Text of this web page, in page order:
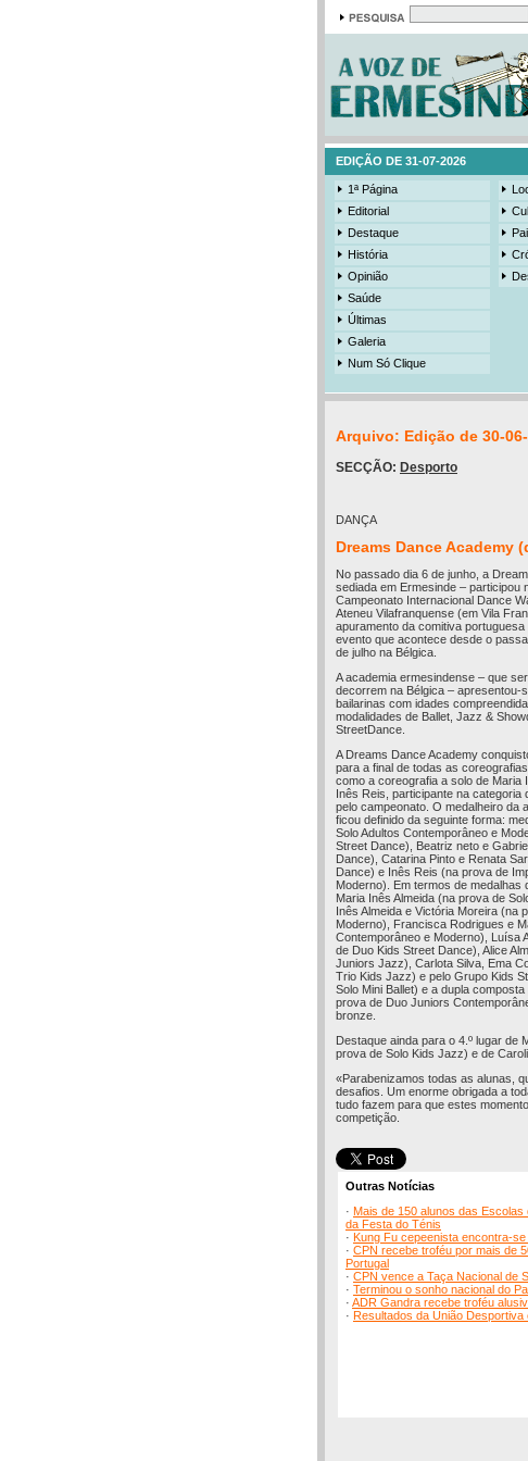
EDIÇÃO DE 31-07-2026
1ª Página
Editorial
Destaque
História
Opinião
Saúde
Últimas
Galeria
Num Só Clique
Arquivo: Edição de 30-
SECÇÃO: Desporto
DANÇA
Dreams Dance Academy
No passado dia 6 de junho, a
sediada em Ermesinde – participou
Campeonato Internacional Dance
Ateneu Vilafranquense (em Vila
apuramento da comitiva
evento que acontece desde o
de julho na Bélgica.
A academia ermesindense – que
decorrem na Bélgica – apresentou-
bailarinas com idades
modalidades de Ballet, Jazz &
StreetDance.
A Dreams Dance Academy
para a final de todas as
como a coreografia a solo de Maria
Inês Reis, participante na
pelo campeonato. O medalheiro da
ficou definido da seguinte forma:
Solo Adultos Contemporâneo e
Street Dance), Beatriz neto e
Dance), Catarina Pinto e Renata
Dance) e Inês Reis (na prova de
Moderno). Em termos de
Maria Inês Almeida (na prova de
Inês Almeida e Victória Moreira (na
Moderno), Francisca Rodrigues e
Contemporâneo e Moderno), Luísa
de Duo Kids Street Dance), Alice
Juniors Jazz), Carlota Silva, Ema
Trio Kids Jazz) e pelo Grupo Kids
Solo Mini Ballet) e a dupla
prova de Duo Juniors
bronze.
Destaque ainda para o 4.º lugar de
prova de Solo Kids Jazz) e de
«Parabenizamos todas as alunas,
desafios. Um enorme obrigada a
tudo fazem para que estes
competição.
Outras Notícias
· Mais de 150 alunos das
da Festa do Ténis
· Kung Fu cepeenista encontra-
· CPN recebe troféu por mais de
Portugal
· CPN vence a Taça Nacional de
· Terminou o sonho nacional do
· ADR Gandra recebe troféu
· Resultados da União Desportiva